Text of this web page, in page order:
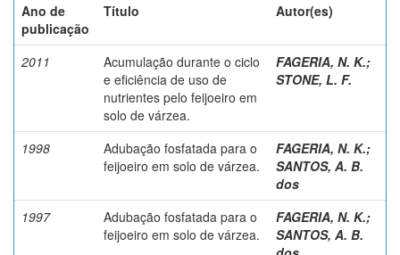
Ano de
publicação
Título Autor(es)
2011
Acumulação durante o ciclo
e eficiência de uso de
nutrientes pelo feijoeiro em
solo de várzea.
FAGERIA, N. K.;
STONE, L. F.
1998
Adubação fosfatada para o
feijoeiro em solo de várzea.
FAGERIA, N. K.;
SANTOS, A. B.
dos
1997
Adubação fosfatada para o
feijoeiro em solo de várzea.
FAGERIA, N. K.;
SANTOS, A. B.